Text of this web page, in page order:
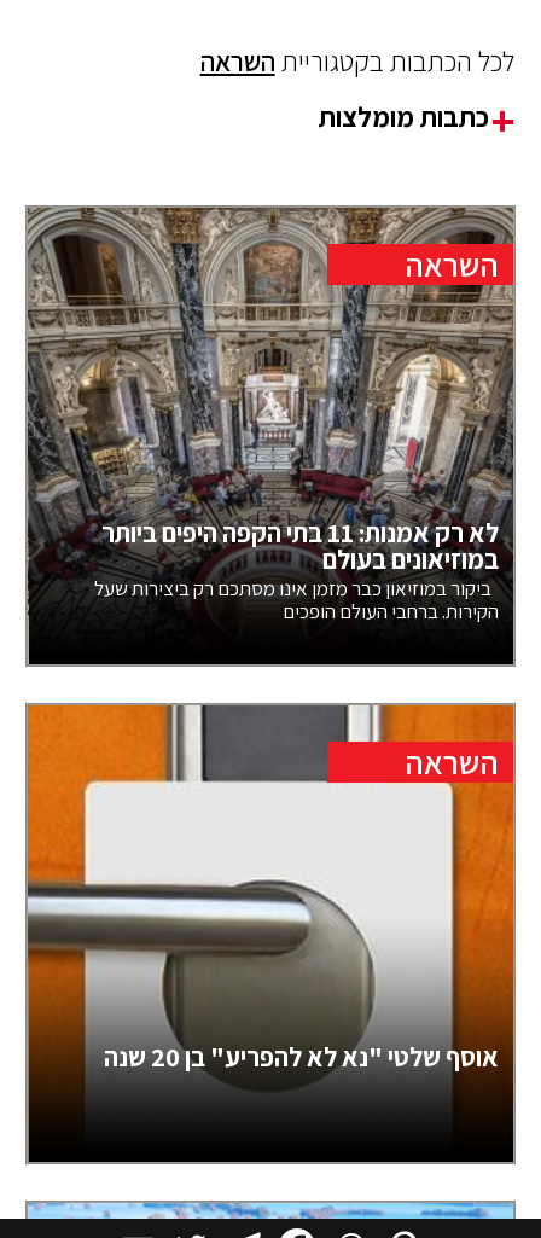
לכל הכתבות בקטגוריית השראה
כתבות מומלצות
השראה
לא רק אמנות: 11 בתי הקפה היפים ביותר
במוזיאונים בעולם
ביקור במוזיאון כבר מזמן אינו מסתכם רק ביצירות שעל
הקירות. ברחבי העולם הופכים
השראה
אוסף שלטי "נא לא להפריע" בן 20 שנה